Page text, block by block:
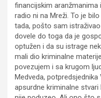
financijskim
radio ni na Mreži. To je
tada, pošto sam
dovele do toga da je
optužen i da su istrage
mali dio kriminalne
povezujem i sa krugom
Medveda,
apsurdne kriminalne